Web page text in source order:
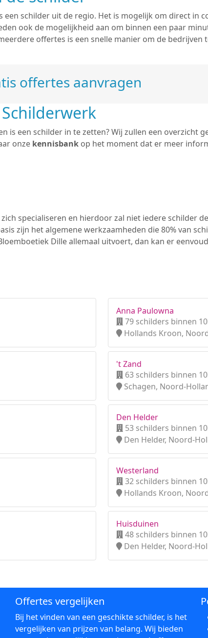
een schilder uit de regio. Het is mogelijk om direct in
ook de mogelijkheid aan om binnen een paar
offertes is een snelle manier om de bedrijven
offertes aanvragen
is een schilder in te zetten? Wij zullen een overzicht
onze kennisbankop het moment dat er meer
specialiseren en hierdoor zal niet iedere schilder
zijn het algemene werkzaamheden die 80% van
Dille allemaal uitvoert, dan kan er
Anna Paulowna
79 schilders binnen
Hollands Kroon,
't Zand
63 schilders binnen
Schagen, Noord-
Den Helder
53 schilders binnen
Den Helder, Noord-
Westerland
32 schilders binnen
Hollands Kroon,
Huisduinen
48 schilders binnen
Den Helder, Noord-
Offertes vergelijken
Bij het vinden van een geschikte schilder, is het
vergelijken van prijzen van belang. Wij bieden